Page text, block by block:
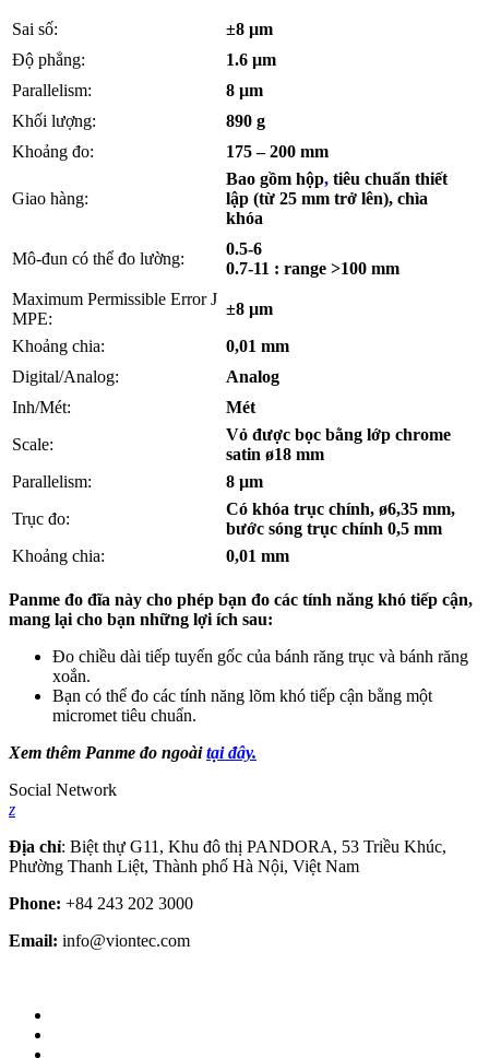
Sai số: ±8 µm
Độ phẳng:
1.6 µm
Parallelism:
8 µm
Khối lượng:
890 g
Khoảng đo:
175 – 200 mm
Giao hàng:
Bao gồm hộp, tiêu chuẩn thiết
lập (từ 25 mm trở lên), chìa
khóa
Mô-đun có thể đo lường:
0.5-6
0.7-11 : range >100 mm
Maximum Permissible Error J
MPE:
±8 µm
Khoảng chia:
0,01 mm
Digital/Analog:
Analog
Inh/Mét:
Mét
Scale:
Vỏ được bọc bằng lớp chrome
satin ø18 mm
Parallelism:
8 µm
Trục đo:
Có khóa trục chính, ø6,35 mm,
bước sóng trục chính 0,5 mm
Khoảng chia:
0,01 mm
Panme đo đĩa này cho phép bạn đo các tính năng khó tiếp cận,
mang lại cho bạn những lợi ích sau:
Đo chiều dài tiếp tuyến gốc của bánh răng trục và bánh răng
xoắn.
Bạn có thể đo các tính năng lõm khó tiếp cận bằng một
micromet tiêu chuẩn.
Xem thêm Panme đo ngoàitại đây.
Social Network
z
Địa chỉ: Biệt thự G11, Khu đô thị PANDORA, 53 Triều Khúc,
Phường Thanh Liệt, Thành phố Hà Nội, Việt Nam
Phone: +84 243 202 3000
Email: info@viontec.com